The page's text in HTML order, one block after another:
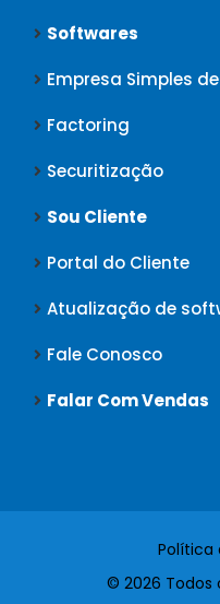
Softwares
Empresa Simples
Factoring
Securitização
Sou Cliente
Portal do Cliente
Atualização de
Fale Conosco
Falar Com Vendas
Política
© 2026 Todos